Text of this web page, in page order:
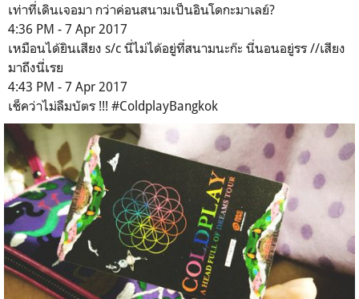
เท่าที่เดินเจอมา กว่าค่อนสนามเป็นอินโดกะมาเลย์?
4:36 PM - 7 Apr 2017
เหมือนได้ยินเสียง s/c นี่ไม่ได้อยู่ที่สนามนะก๊ะ นี่นอนอยู่รร //เสียง
มาถึงนี่เรย
4:43 PM - 7 Apr 2017
เช็คว่าไม่ลืมบัตร !!! #ColdplayBangkok